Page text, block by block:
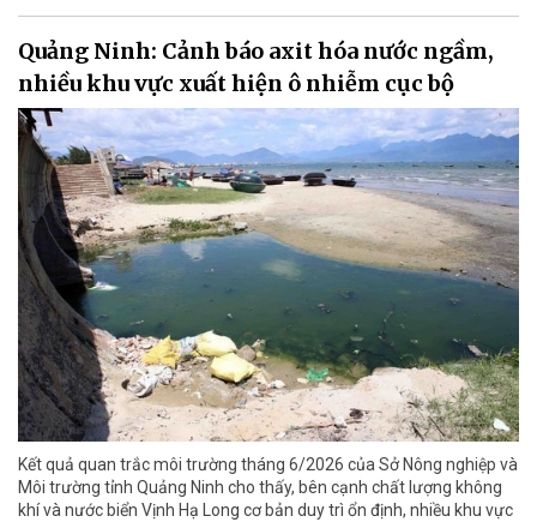
Quảng Ninh: Cảnh báo axit hóa nước ngầm,
nhiều khu vực xuất hiện ô nhiễm cục bộ
Kết quả quan trắc môi trường tháng 6/2026 của Sở Nông nghiệp và
Môi trường tỉnh Quảng Ninh cho thấy, bên cạnh chất lượng không
khí và nước biển Vịnh Hạ Long cơ bản duy trì ổn định, nhiều khu vực